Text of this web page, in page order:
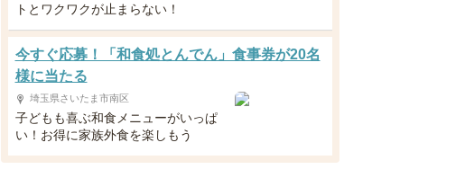
トとワクワクが止まらない！
今すぐ応募！「和食処とんでん」食事券が20名
様に当たる
埼玉県さいたま市南区
子どもも喜ぶ和食メニューがいっぱ
い！お得に家族外食を楽しもう